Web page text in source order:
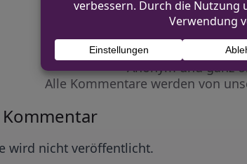
Anonym und ganz
Alle Kommentare werden von
wird nicht veröffentlicht.